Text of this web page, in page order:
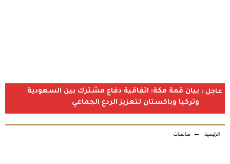
عاجل : بيان قمة مكة: اتفاقية دفاع مشترك بين السعودية
وتركيا وباكستان لتعزيز الردع الجماعي
الرئيسية ← مناسبات